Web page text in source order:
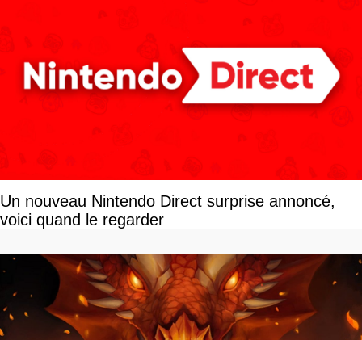
Un nouveau Nintendo Direct surprise annoncé,
voici quand le regarder